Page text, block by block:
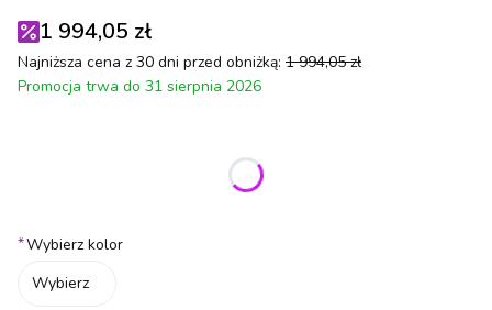
1 994,05 zł
Najniższa cena z 30 dni przed obniżką: 1 994,05 zł
Promocja trwa do 31 sierpnia 2026
Poszczególne warianty mogą różnić się ceną
*Wybierz kolor
Wybierz